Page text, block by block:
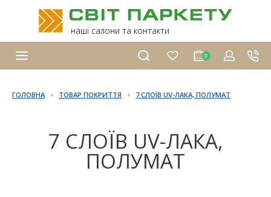
наші салони та контакти
0
ГОЛОВНА › ТОВАР ПОКРИТТЯ › 7 СЛОЇВ UV-ЛАКА, ПОЛУМАТ
7 СЛОЇВ UV-ЛАКА,
ПОЛУМАТ